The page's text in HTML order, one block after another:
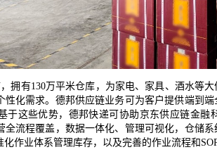
拥有130万平米仓库，为家电、家具、酒水等
性化需求。德邦供应链业务可为客户提供端到
于这些优势，德邦快递可协助京东供应链金融
全流程覆盖，数据一体化、管理可视化，仓储
作业体系管理库存，以及完善的作业流程和